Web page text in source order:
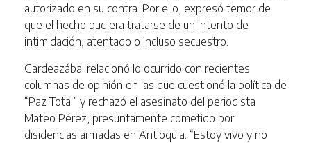
autorizado en su contra. Por ello, expresó temor de
que el hecho pudiera tratarse de un intento de
intimidación, atentado o incluso secuestro.
Gardeazábal relacionó lo ocurrido con recientes
columnas de opinión en las que cuestionó la política de
“Paz Total” y rechazó el asesinato del periodista
Mateo Pérez, presuntamente cometido por
disidencias armadas en Antioquia. “Estoy vivo y no